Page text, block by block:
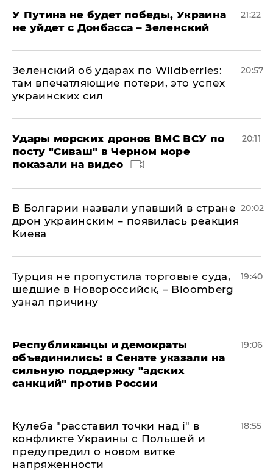
У Путина не будет победы, Украина
не уйдет с Донбасса – Зеленский
21:22
Зеленский об ударах по Wildberries:
там впечатляющие потери, это успех
украинских сил
20:57
Удары морских дронов ВМС ВСУ по
посту "Сиваш" в Черном море
показали на видео
20:11
В Болгарии назвали упавший в стране
дрон украинским – появилась реакция
Киева
20:02
Турция не пропустила торговые суда,
шедшие в Новороссийск, – Bloomberg
узнал причину
19:40
Республиканцы и демократы
объединились: в Сенате указали на
сильную поддержку "адских
санкций" против России
19:06
Кулеба "расставил точки над і" в
конфликте Украины с Польшей и
предупредил о новом витке
напряженности
18:55